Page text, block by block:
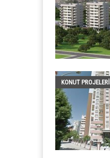
KONUT PROJELERI